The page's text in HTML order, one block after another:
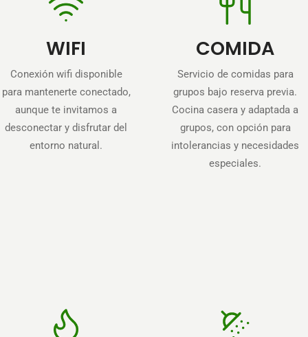
WIFI
Conexión wifi disponible
para mantenerte conectado,
aunque te invitamos a
desconectar y disfrutar del
entorno natural.
COMIDA
Servicio de comidas para
grupos bajo reserva previa.
Cocina casera y adaptada a
grupos, con opción para
intolerancias y necesidades
especiales.